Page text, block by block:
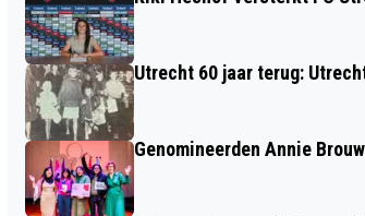
Utrecht 60 jaar terug:
Genomineerden Annie